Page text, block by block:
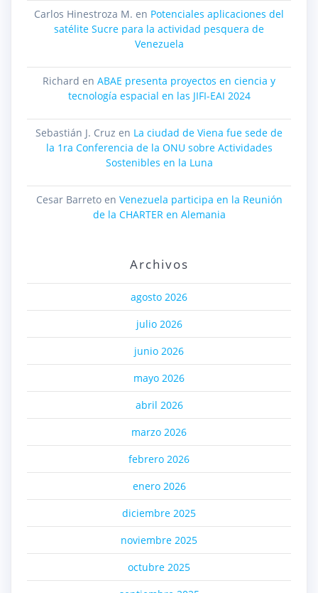
Carlos Hinestroza M. en Potenciales aplicaciones del
satélite Sucre para la actividad pesquera de
Venezuela
Richard en ABAE presenta proyectos en ciencia y
tecnología espacial en las JIFI-EAI 2024
Sebastián J. Cruz en La ciudad de Viena fue sede de
la 1ra Conferencia de la ONU sobre Actividades
Sostenibles en la Luna
Cesar Barretoen Venezuela participa en la Reunión
de la CHARTER en Alemania
Archivos
agosto 2026
julio 2026
junio 2026
mayo 2026
abril 2026
marzo 2026
febrero 2026
enero 2026
diciembre 2025
noviembre 2025
octubre 2025